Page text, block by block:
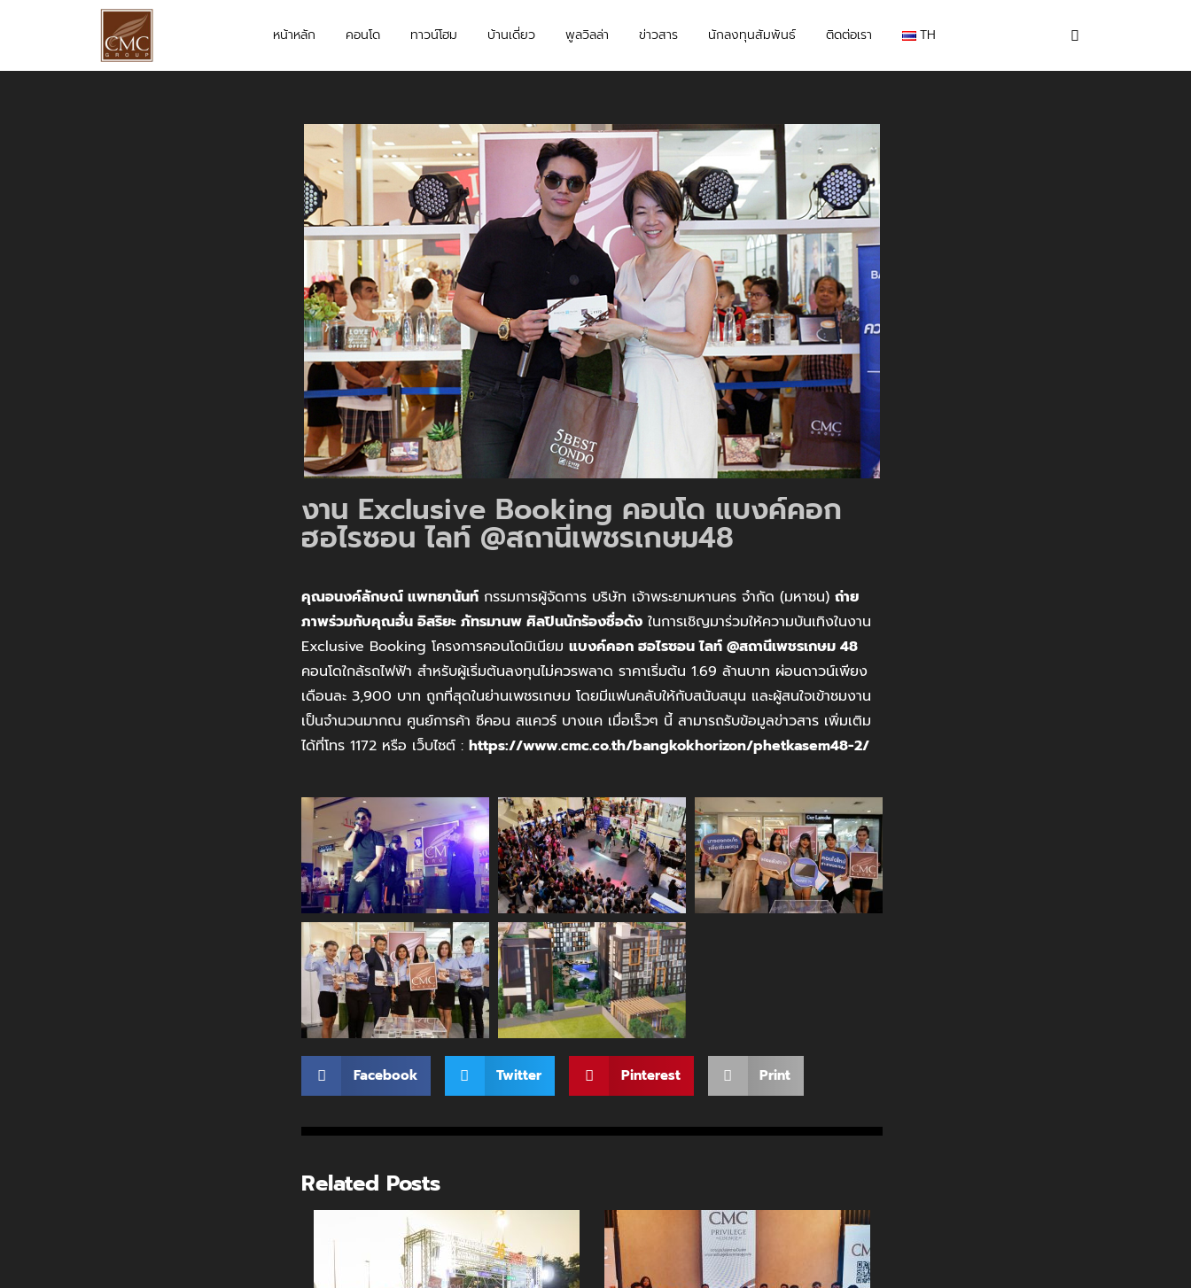
หน้าหลัก คอนโด ทาวน์โฮม บ้านเดี่ยว พูลวิลล่า ข่าวสาร นักลงทุนสัมพันธ์ ติดต่อเรา TH
งาน Exclusive Booking คอนโด แบงค์คอก
ฮอไรซอน ไลท์ @สถานีเพชรเกษม48
คุณอนงค์ลักษณ์ แพทยานันท์ กรรมการผู้จัดการ บริษัท เจ้าพระยามหานคร จำกัด (มหาชน) ถ่าย
ภาพร่วมกับคุณฮั่น อิสริยะ ภัทรมานพ ศิลปินนักร้องชื่อดัง ในการเชิญมาร่วมให้ความบันเทิงในงาน
Exclusive Booking โครงการคอนโดมิเนียม แบงค์คอก ฮอไรซอน ไลท์ @สถานีเพชรเกษม 48
คอนโดใกล้รถไฟฟ้า สำหรับผู้เริ่มต้นลงทุนไม่ควรพลาด ราคาเริ่มต้น 1.69 ล้านบาท ผ่อนดาวน์เพียง
เดือนละ 3,900 บาท ถูกที่สุดในย่านเพชรเกษม โดยมีแฟนคลับให้กับสนับสนุน และผู้สนใจเข้าชมงาน
เป็นจำนวนมากณ ศูนย์การค้า ซีคอน สแควร์ บางแค เมื่อเร็วๆ นี้ สามารถรับข้อมูลข่าวสาร เพิ่มเติม
ได้ที่โทร 1172 หรือ เว็บไซต์ : https://www.cmc.co.th/bangkokhorizon/phetkasem48-2/
Facebook Twitter Pinterest Print
Related Posts